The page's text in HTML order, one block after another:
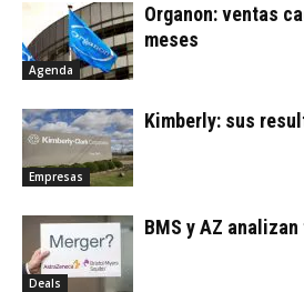
Agenda
Organon: ventas
meses
Empresas
Kimberly: sus
Deals
BMS y AZ